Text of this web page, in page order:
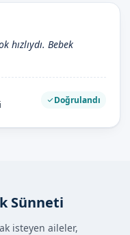
hızlıydı. Bebek
Doğrulandı
Sünneti
isteyen aileler,